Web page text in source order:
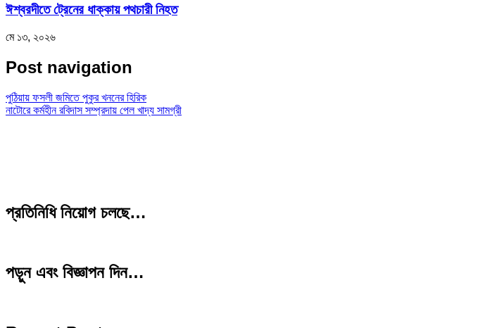
ঈশ্বরদীতে ট্রেনের ধাক্কায় পথচারী নিহত
মে ১৩, ২০২৬
Post navigation
পুঠিয়ায় ফসলী জমিতে পুকুর খননের হিরিক
নাটোরে কর্মহীন রবিদাস সম্প্রদায় পেল খাদ্য সামগ্রী
প্রতিনিধি নিয়োগ চলছে…
পড়ুন এবং বিজ্ঞাপন দিন…